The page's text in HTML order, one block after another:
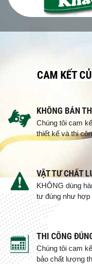
CAM KẾT
KHÔNG BÁN
Chúng tôi cam
thiết kế và thi
VẬT TƯ CHẤT
KHÔNG dùng
tư đúng như hợp
THI CÔNG
Chúng tôi cam
bảo chất lượng